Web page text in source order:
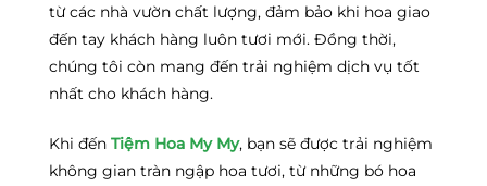
từ các nhà vườn chất lượng, đảm bảo khi hoa giao
đến tay khách hàng luôn tươi mới. Đồng thời,
chúng tôi còn mang đến trải nghiệm dịch vụ tốt
nhất cho khách hàng.
Khi đến Tiệm Hoa My My, bạn sẽ được trải nghiệm
không gian tràn ngập hoa tươi, từ những bó hoa